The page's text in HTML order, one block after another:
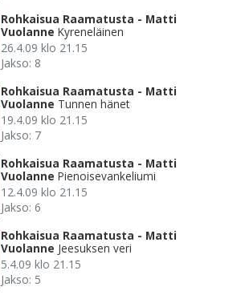
Rohkaisua Raamatusta - Matti
Vuolanne Kyreneläinen
26.4.09 klo 21.15
Jakso: 8
Rohkaisua Raamatusta - Matti
Vuolanne Tunnen hänet
19.4.09 klo 21.15
Jakso: 7
Rohkaisua Raamatusta - Matti
Vuolanne Pienoisevankeliumi
12.4.09 klo 21.15
Jakso: 6
Rohkaisua Raamatusta - Matti
Vuolanne Jeesuksen veri
5.4.09 klo 21.15
Jakso: 5